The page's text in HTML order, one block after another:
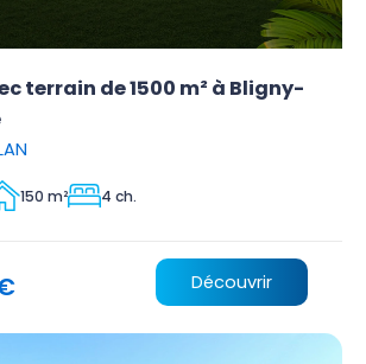
terrain de 1500 m² à Bligny-
150 m² 4 ch.
Découvrir